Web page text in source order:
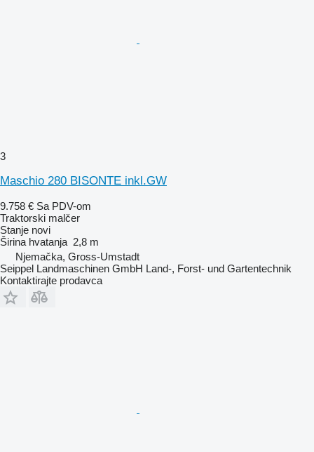
3
Maschio 280 BISONTE inkl.GW
9.758 € Sa PDV-om
Traktorski malčer
Stanje novi
Širina hvatanja 2,8 m
Njemačka, Gross-Umstadt
Seippel Landmaschinen GmbH Land-, Forst- und Gartentechnik
Kontaktirajte prodavca